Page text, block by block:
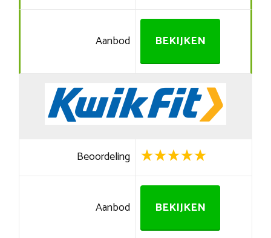
Aanbod BEKIJKEN
Beoordeling
Aanbod BEKIJKEN